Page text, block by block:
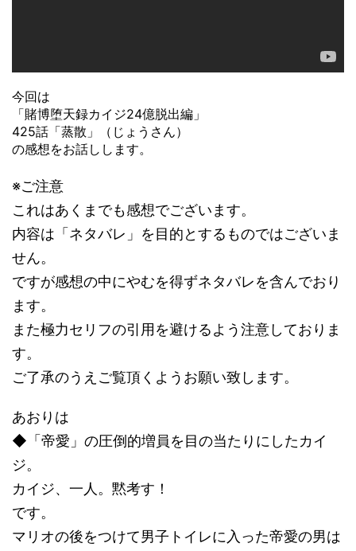
今回は
「賭博堕天録カイジ24億脱出編」
425話「蒸散」（じょうさん）
の感想をお話しします。
※ご注意
これはあくまでも感想でございます。
内容は「ネタバレ」を目的とするものではございま
せん。
ですが感想の中にやむを得ずネタバレを含んでおり
ます。
また極力セリフの引用を避けるよう注意しておりま
す。
ご了承のうえご覧頂くようお願い致します。
あおりは
◆「帝愛」の圧倒的増員を目の当たりにしたカイ
ジ。
カイジ、一人。黙考す！
です。
マリオの後をつけて男子トイレに入った帝愛の男は